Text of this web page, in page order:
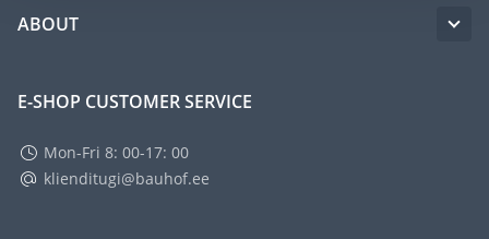
ABOUT
E-SHOP CUSTOMER SERVICE
Mon-Fri 8: 00-17: 00
klienditugi@bauhof.ee